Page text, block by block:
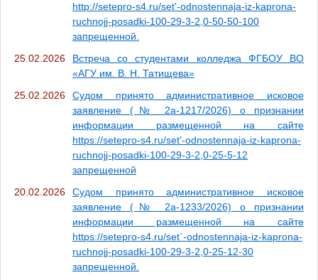
http://setepro-s4.ru/set'-odnostennaja-iz-kaprona-
ruchnojj-posadki-100-29-3-2,0-50-50-100
запрещенной.
25.02.2026
Встреча со студентами колледжа ФГБОУ ВО
«АГУ им. В. Н. Татищева»
25.02.2026
Судом принято административное исковое
заявление (№ 2а-1217/2026) о признании
информации размещенной на сайте
https://setepro-s4.ru/set'-odnostennaja-iz-kaprona-
ruchnojj-posadki-100-29-3-2,0-25-5-12
запрещенной
20.02.2026
Судом принято административное исковое
заявление (№ 2а-1233/2026) о признании
информации размещенной на сайте
https://setepro-s4.ru/set`-odnostennaja-iz-kaprona-
ruchnojj-posadki-100-29-3-2,0-25-12-30
запрещенной.